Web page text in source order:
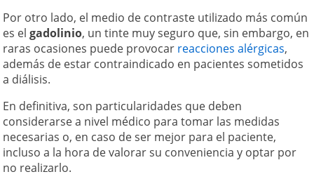
Por otro lado, el medio de contraste utilizado más común
es elgadolinio, un tinte muy seguro que, sin embargo, en
raras ocasiones puede provocar reacciones alérgicas,
además de estar contraindicado en pacientes sometidos
a diálisis.
En definitiva, son particularidades que deben
considerarse a nivel médico para tomar las medidas
necesarias o, en caso de ser mejor para el paciente,
incluso a la hora de valorar su conveniencia y optar por
no realizarlo.